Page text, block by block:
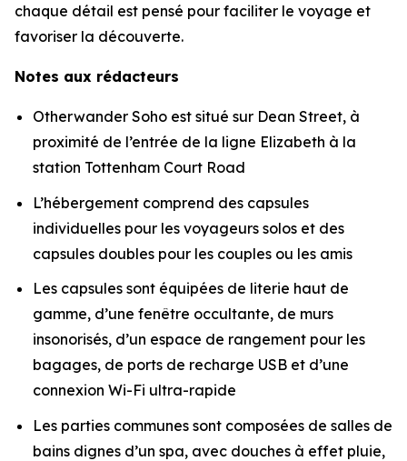
chaque détail est pensé pour faciliter le voyage et
favoriser la découverte.
Notes aux rédacteurs
Otherwander Soho est situé sur Dean Street, à
proximité de l’entrée de la ligne Elizabeth à la
station Tottenham Court Road
L’hébergement comprend des capsules
individuelles pour les voyageurs solos et des
capsules doubles pour les couples ou les amis
Les capsules sont équipées de literie haut de
gamme, d’une fenêtre occultante, de murs
insonorisés, d’un espace de rangement pour les
bagages, de ports de recharge USB et d’une
connexion Wi-Fi ultra-rapide
Les parties communes sont composées de salles de
bains dignes d’un spa, avec douches à effet pluie,